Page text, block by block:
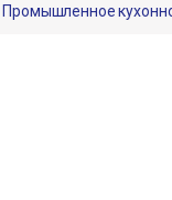
Промышленное